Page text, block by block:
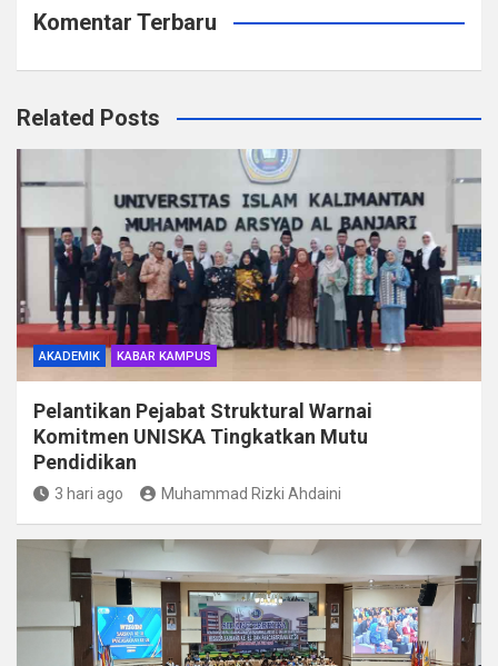
Komentar Terbaru
Related Posts
AKADEMIK KABAR KAMPUS
Pelantikan Pejabat Struktural Warnai
Komitmen UNISKA Tingkatkan Mutu
Pendidikan
3 hari ago Muhammad Rizki Ahdaini